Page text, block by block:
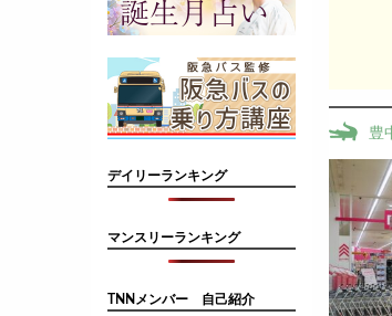
豊
デイリーランキング
マンスリーランキング
TNNメンバー 自己紹介